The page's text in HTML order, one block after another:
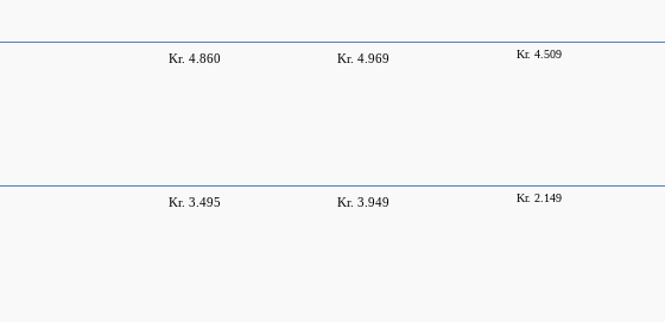
Kr. 4.860 Kr. 4.969 Kr. 4.509
Kr. 3.495 Kr. 3.949 Kr. 2.149